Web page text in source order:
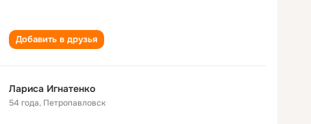
Добавить в друзья
Лариса Игнатенко
54 года, Петропавловск